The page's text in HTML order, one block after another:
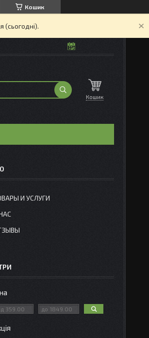
Кошик
(сьогодні).
Кошик
И УСЛУГИ